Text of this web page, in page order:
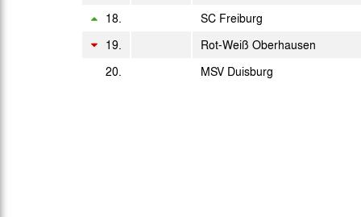
Mi. 21.05.1986
18. SC Freiburg
19. Rot-Weiß Oberhausen
20. MSV Duisburg